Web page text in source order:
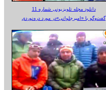
دانلود مجله تلویزیونی شماره 11
گفت‌وگو با «امیرجلوانی»در مورد دره‌نوردی